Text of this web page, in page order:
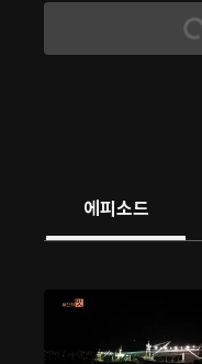
에피소드